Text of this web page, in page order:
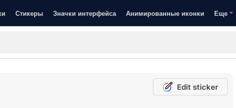
Стикеры Значки интерфейса Анимированные иконки Еще
Edit sticker